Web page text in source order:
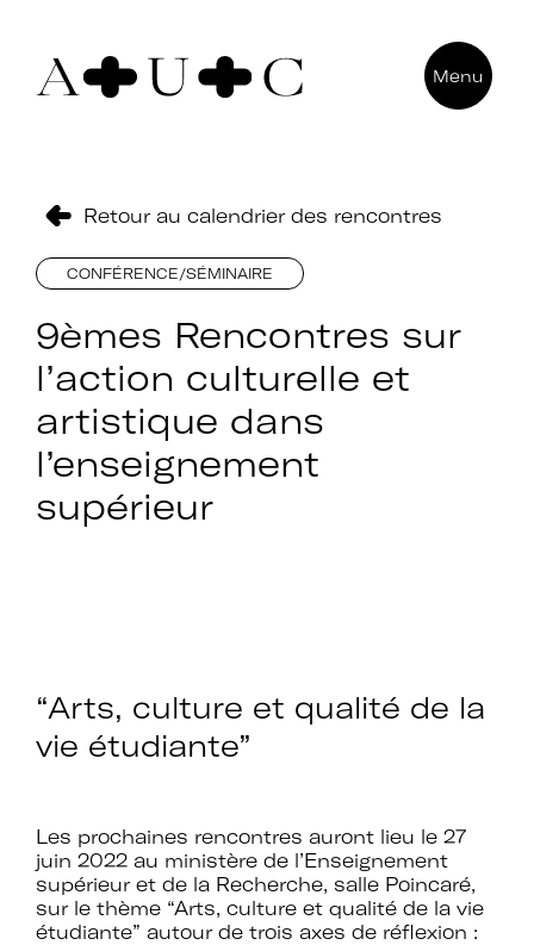
Pour nous contacter
92000 Nanterre
Menu
Retour au calendrier des rencontres
CONFÉRENCE/SÉMINAIRE
9èmes Rencontres sur
l’action culturelle et
artistique dans
l’enseignement
supérieur
“Arts, culture et qualité de la
vie étudiante”
Les prochaines rencontres auront lieu le 27
juin 2022 au ministère de l’Enseignement
supérieur et de la Recherche, salle Poincaré,
sur le thème “Arts, culture et qualité de la vie
étudiante” autour de trois axes de réflexion :